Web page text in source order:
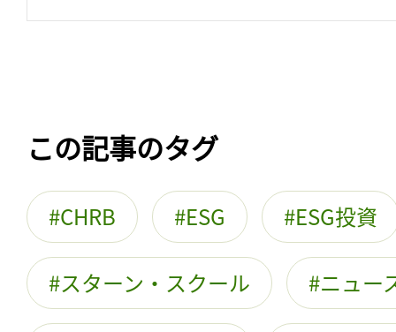
この記事のタグ
CHRB ESG ESG投資
スターン・スクール ニュー